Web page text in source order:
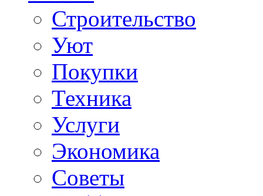
Строительство
Уют
Покупки
Техника
Услуги
Экономика
Советы